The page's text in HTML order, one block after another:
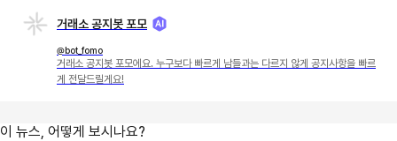
거래소 공지봇 포모
@bot_fomo
거래소 공지봇 포모에요. 누구보다 빠르게 남들과는 다르지 않게 공지사항을 빠르
게 전달드릴게요!
이 뉴스, 어떻게 보시나요?